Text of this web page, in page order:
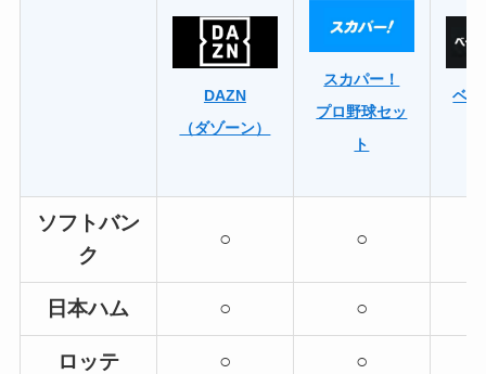
DAZN
（ダゾーン）
スカパー！
プロ野球セッ
ト
ベ
ソフトバン
ク
○ ○
日本ハム ○ ○
ロッテ ○ ○